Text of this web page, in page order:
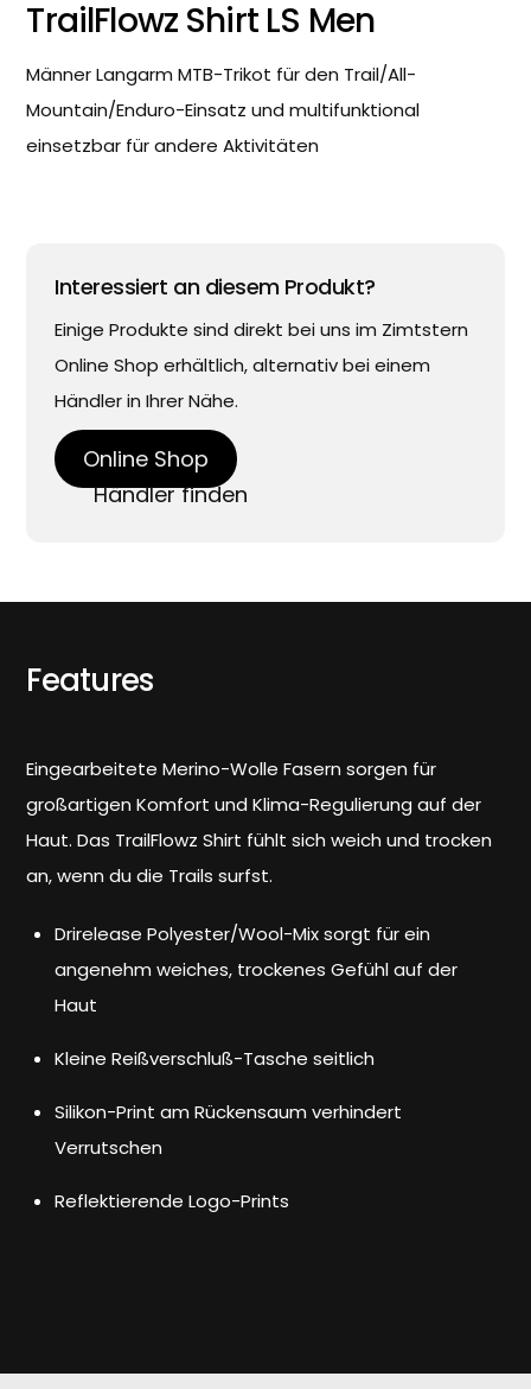
TrailFlowz Shirt LS Men
Männer Langarm MTB-Trikot für den Trail/All-
Mountain/Enduro-Einsatz und multifunktional
einsetzbar für andere Aktivitäten
Interessiert an diesem Produkt?
Einige Produkte sind direkt bei uns im Zimtstern
Online Shop erhältlich, alternativ bei einem
Händler in Ihrer Nähe.
Online Shop
Händler finden
Features
Eingearbeitete Merino-Wolle Fasern sorgen für
großartigen Komfort und Klima-Regulierung auf der
Haut. Das TrailFlowz Shirt fühlt sich weich und trocken
an, wenn du die Trails surfst.
Drirelease Polyester/Wool-Mix sorgt für ein
angenehm weiches, trockenes Gefühl auf der
Haut
Kleine Reißverschluß-Tasche seitlich
Silikon-Print am Rückensaum verhindert
Verrutschen
Reflektierende Logo-Prints